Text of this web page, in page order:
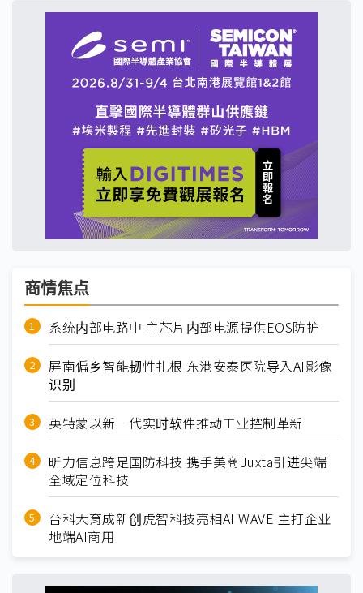
商情焦点
系统内部电路中 主芯片内部电源提供EOS防护
屏南偏乡智能韧性扎根 东港安泰医院导入AI影像
识别
英特蒙以新一代实时软件推动工业控制革新
昕力信息跨足国防科技 携手美商Juxta引进尖端
全域定位科技
台科大育成新创虎智科技亮相AI WAVE 主打企业
地端AI商用